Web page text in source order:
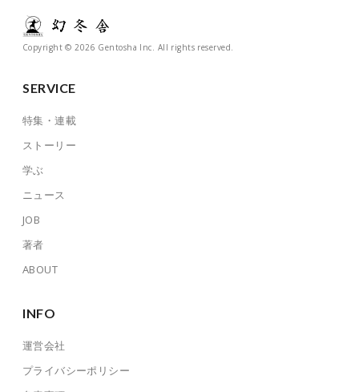
Copyright © 2026 Gentosha Inc. All rights reserved.
SERVICE
特集・連載
ストーリー
学ぶ
ニュース
JOB
著者
ABOUT
INFO
運営会社
プライバシーポリシー